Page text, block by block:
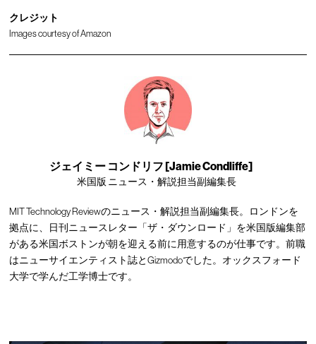
クレジット
Images courtesy of Amazon
ジェイミー コンドリフ [Jamie Condliffe]
米国版 ニュース・解説担当副編集長
MIT Technology Reviewのニュース・解説担当副編集長。ロンドンを
拠点に、日刊ニュースレター「ザ・ダウンロード」を米国版編集部
がある米国ボストンが朝を迎える前に用意するのが仕事です。前職
はニューサイエンティスト誌とGizmodoでした。オックスフォード
大学で学んだ工学博士です。